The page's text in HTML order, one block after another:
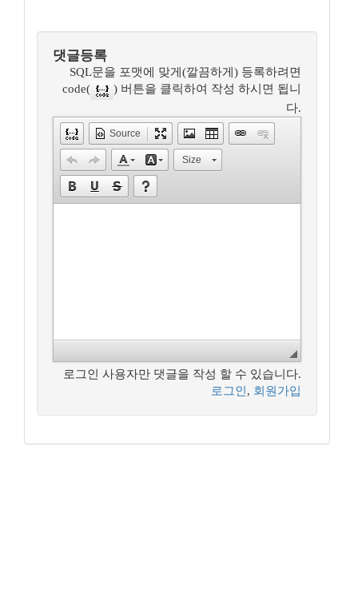
댓글등록
SQL문을 포맷에 맞게(깔끔하게) 등록하려면
code(
) 버튼을 클릭하여 작성 하시면 됩니
다.
Source
Size
로그인 사용자만 댓글을 작성 할 수 있습니다.
로그인 , 회원가입